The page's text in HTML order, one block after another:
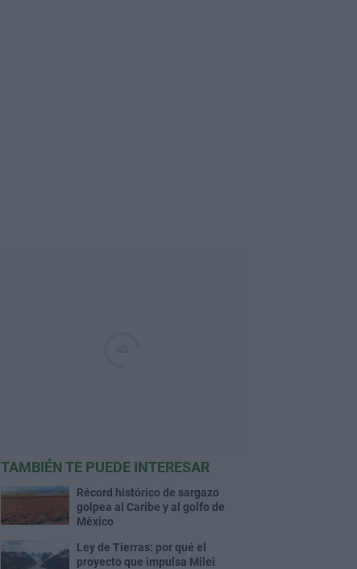
TAMBIÉN TE PUEDE INTERESAR
Récord histórico de sargazo
golpea al Caribe y al golfo de
México
Ley de Tierras: por qué el
proyecto que impulsa Milei